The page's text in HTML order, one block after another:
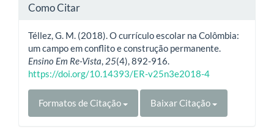
Como Citar
Téllez, G. M. (2018). O currículo escolar na Colômbia:
um campo em conflito e construção permanente.
Ensino Em Re-Vista, 25(4), 892-916.
https://doi.org/10.14393/ER-v25n3e2018-4
Formatos de Citação Baixar Citação